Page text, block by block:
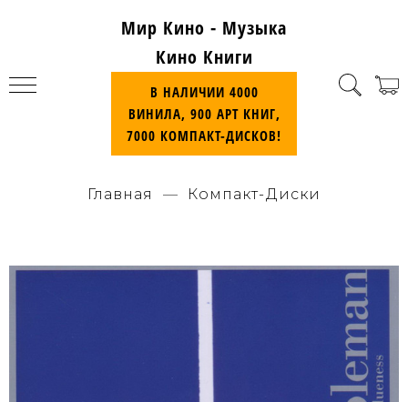
Мир Кино - Музыка
Кино Книги
В НАЛИЧИИ 4000
ВИНИЛА, 900 АРТ КНИГ,
7000 КОМПАКТ-ДИСКОВ!
Главная Компакт-Диски